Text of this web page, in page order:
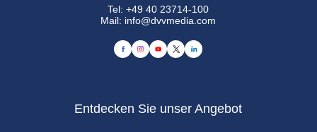
Tel:+49 40 23714-100
Mail: info@dvvmedia.com
Entdecken Sie unser Angebot